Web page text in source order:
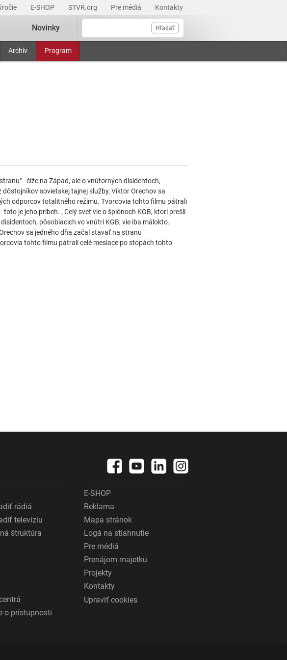
E-SHOP STVR.org Pre médiá Kontakty
Hľadať
Archív Program
Novinky
- čiže na Západ, ale o vnútorných disidentoch,
sovietskej tajnej služby, Viktor Orechov sa
odporcov totalitného režimu. Tvorcovia tohto filmu pátrali
je jeho príbeh. , Celý svet vie o špiónoch KGB, ktorí prešli
pôsobiacich vo vnútri KGB, vie iba málokto.
sa jedného dňa začal stavať na stranu
tohto filmu pátrali celé mesiace po stopách tohto
rádiá
televíziu
štruktúra
o prístupnosti
E-SHOP
Reklama
Mapa stránok
Logá na stiahnutie
Pre médiá
Prenájom majetku
Projekty
Kontakty
Upraviť cookies